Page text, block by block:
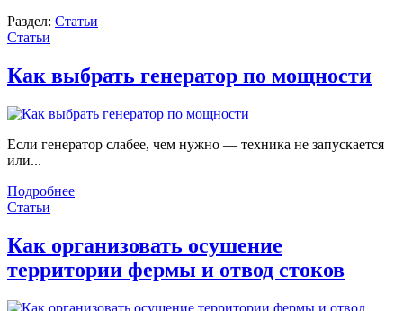
Раздел: Статьи
Статьи
Как выбрать генератор по мощности
Если генератор слабее, чем нужно — техника не запускается
или...
Подробнее
Статьи
Как организовать осушение
территории фермы и отвод стоков